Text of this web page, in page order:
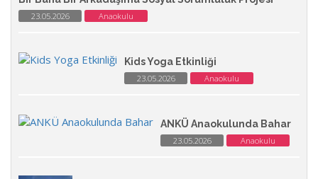
23.05.2026 Anaokulu
Kids Yoga Etkinliği
23.05.2026 Anaokulu
ANKÜ Anaokulunda Bahar
23.05.2026 Anaokulu